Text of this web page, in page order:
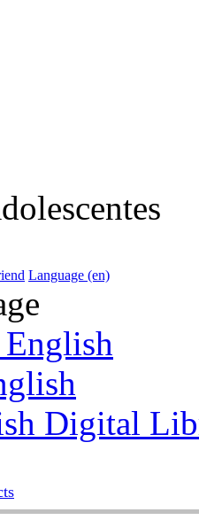
Language (en)
Digital